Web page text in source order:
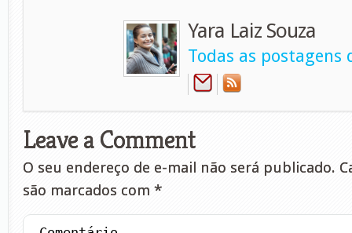
Yara Laiz Souza
Todas as postagens
Leave a Comment
O seu endereço de e-mail não será publicado.
são marcados com *